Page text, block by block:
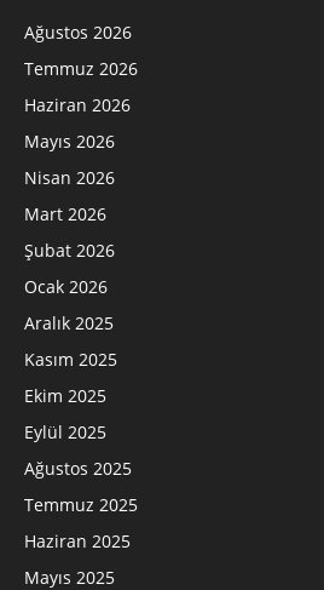
Ağustos 2026
Temmuz 2026
Haziran 2026
Mayıs 2026
Nisan 2026
Mart 2026
Şubat 2026
Ocak 2026
Aralık 2025
Kasım 2025
Ekim 2025
Eylül 2025
Ağustos 2025
Temmuz 2025
Haziran 2025
Mayıs 2025